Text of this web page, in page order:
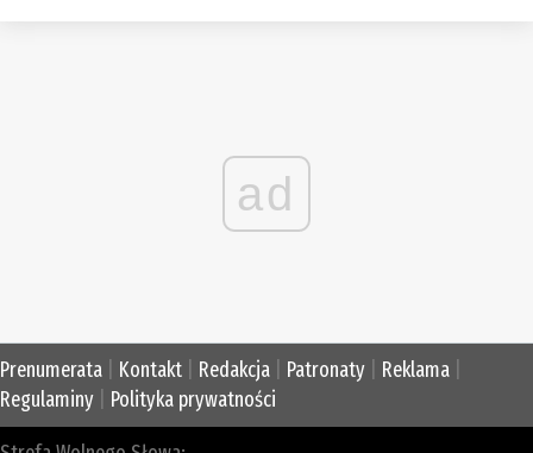
ad
Prenumerata Kontakt Redakcja Patronaty Reklama
Regulaminy
Polityka prywatności